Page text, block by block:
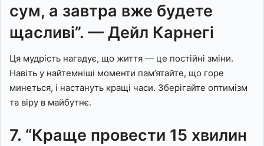
сум, а завтра вже будете
щасливі”. — Дейл Карнегі
Ця мудрість нагадує, що життя — це постійні зміни.
Навіть у найтемніші моменти пам’ятайте, що горе
минеться, і настануть кращі часи. Зберігайте оптимізм
та віру в майбутнє.
7. “Краще провести 15 хвилин